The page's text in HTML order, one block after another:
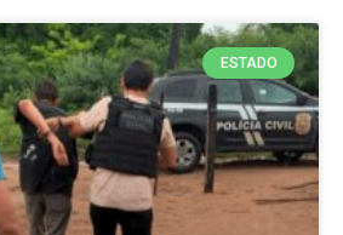
ESTADO